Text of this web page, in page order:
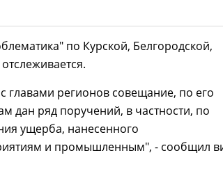
по Курской, Белгородской,
главами регионов совещание, по его
дан ряд поручений, в частности, по
ущерба, нанесенного
и промышленным", - сообщил